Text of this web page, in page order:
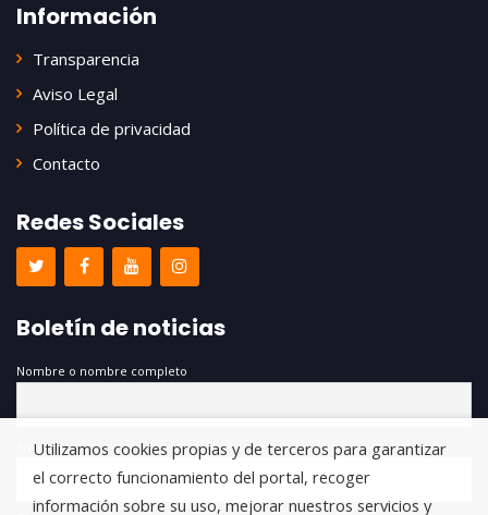
Información
Transparencia
Aviso Legal
Política de privacidad
Contacto
Redes Sociales
Boletín de noticias
Nombre o nombre completo
Email
Utilizamos cookies propias y de terceros para garantizar
el correcto funcionamiento del portal, recoger
información sobre su uso, mejorar nuestros servicios y